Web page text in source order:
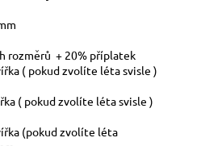
rozměrů + 20% příplatek
( pokud zvolíte léta svisle )
( pokud zvolíte léta svisle )
(pokud zvolíte léta